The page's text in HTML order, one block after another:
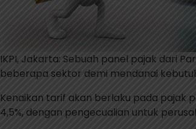
IKPI, Jakarta: Sebuah panel pajak dari
beberapa sektor demi mendanai
Kenaikan tarif akan berlaku pada pajak
4,5%, dengan pengecualian untuk